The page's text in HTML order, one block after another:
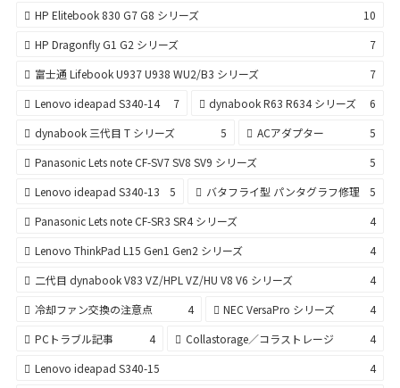
HP Elitebook 830 G7 G8 シリーズ
10
HP Dragonfly G1 G2 シリーズ
7
富士通 Lifebook U937 U938 WU2/B3 シリーズ
7
Lenovo ideapad S340-14
7 dynabook R63 R634 シリーズ
6
dynabook 三代目 T シリーズ
5 ACアダプター
5
Panasonic Lets note CF-SV7 SV8 SV9 シリーズ
5
Lenovo ideapad S340-13
5 バタフライ型 パンタグラフ修理
5
Panasonic Lets note CF-SR3 SR4 シリーズ
4
Lenovo ThinkPad L15 Gen1 Gen2 シリーズ
4
二代目 dynabook V83 VZ/HPL VZ/HU V8 V6 シリーズ
4
冷却ファン交換の注意点
4 NEC VersaPro シリーズ
4
PCトラブル記事
4 Collastorage／コラストレージ
4
Lenovo ideapad S340-15
4